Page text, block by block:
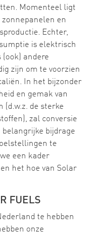
Momenteel ligt
en
Echter,
is elektrisch
andere
zijn om te voorzien
In het bijzonder
en gemak van
(d.w.z. de sterke
zal conversie
bijdrage
te
een kader
het hoe van Solar
FUELS
te hebben
onze